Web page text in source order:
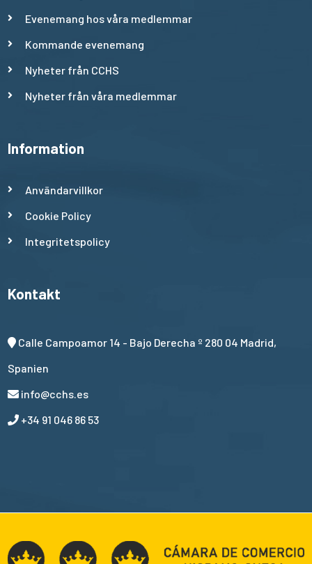
Evenemang hos våra medlemmar
Kommande evenemang
Nyheter från CCHS
Nyheter från våra medlemmar
Information
Användarvillkor
Cookie Policy
Integritetspolicy
Kontakt
Calle Campoamor 14 - Bajo Derecha º 280 04 Madrid,
Spanien
info@cchs.es
+34 91 046 86 53